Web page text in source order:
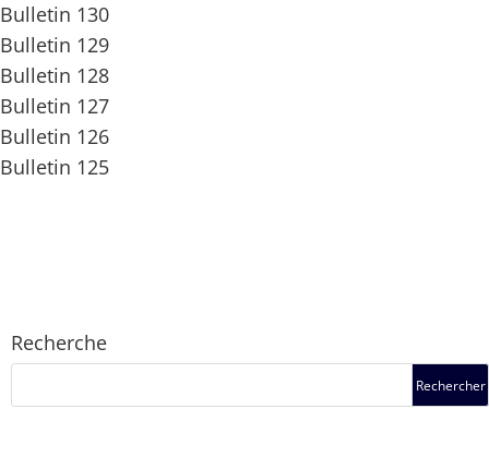
Bulletin 130
Bulletin 129
Bulletin 128
Bulletin 127
Bulletin 126
Bulletin 125
Recherche